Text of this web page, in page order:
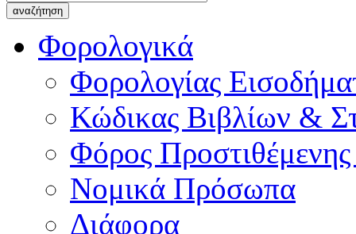
Φορολογικά
Φορολογίας
Κώδικας Βιβλίων &
Φόρος Προστιθέμενης
Νομικά Πρόσωπα
Διάφορα